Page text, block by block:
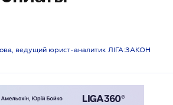
ведущий юрист-аналитик ЛІГА:ЗАКОН